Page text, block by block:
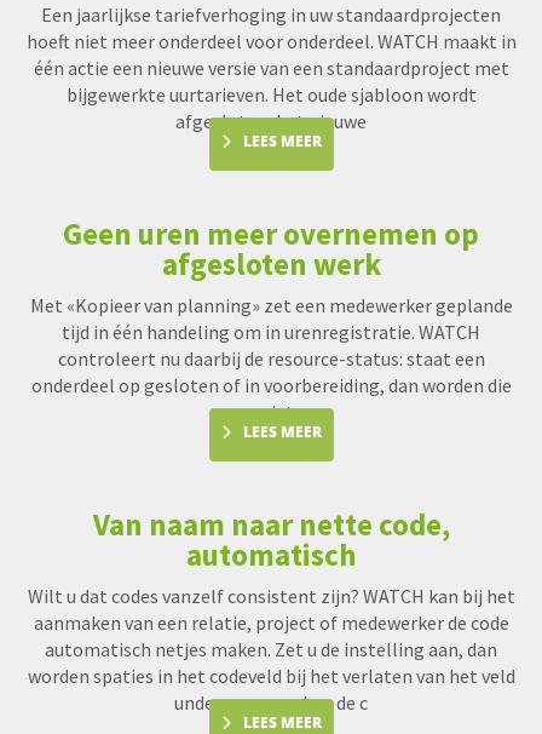
Een jaarlijkse tariefverhoging in uw standaardprojecten
hoeft niet meer onderdeel voor onderdeel. WATCH maakt in
één actie een nieuwe versie van een standaardproject met
bijgewerkte uurtarieven. Het oude sjabloon wordt
afgesloten, het nieuwe
LEES MEER
Geen uren meer overnemen op
afgesloten werk
Met «Kopieer van planning» zet een medewerker geplande
tijd in één handeling om in urenregistratie. WATCH
controleert nu daarbij de resource-status: staat een
onderdeel op gesloten of in voorbereiding, dan worden die
uren niet me
LEES MEER
Van naam naar nette code,
automatisch
Wilt u dat codes vanzelf consistent zijn? WATCH kan bij het
aanmaken van een relatie, project of medewerker de code
automatisch netjes maken. Zet u de instelling aan, dan
worden spaties in het codeveld bij het verlaten van het veld
underscores en kan de c
LEES MEER